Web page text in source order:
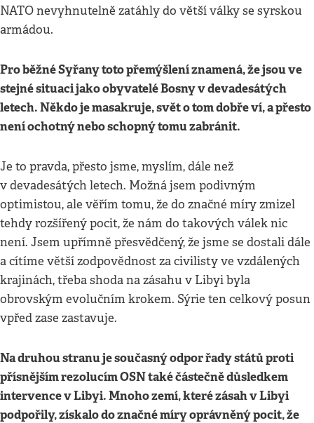
NATO nevyhnutelně zatáhly do větší války se syrskou
armádou.
Pro běžné Syřany toto přemýšlení znamená, že jsou ve
stejné situaci jako obyvatelé Bosny v devadesátých
letech. Někdo je masakruje, svět o tom dobře ví, a přesto
není ochotný nebo schopný tomu zabránit.
Je to pravda, přesto jsme, myslím, dále než
v devadesátých letech. Možná jsem podivným
optimistou, ale věřím tomu, že do značné míry zmizel
tehdy rozšířený pocit, že nám do takových válek nic
není. Jsem upřímně přesvědčený, že jsme se dostali dále
a cítíme větší zodpovědnost za civilisty ve vzdálených
krajinách, třeba shoda na zásahu v Libyi byla
obrovským evolučním krokem. Sýrie ten celkový posun
vpřed zase zastavuje.
Na druhou stranu je současný odpor řady států proti
přísnějším rezolucím OSN také částečně důsledkem
intervence v Libyi. Mnoho zemí, které zásah v Libyi
podpořily, získalo do značné míry oprávněný pocit, že